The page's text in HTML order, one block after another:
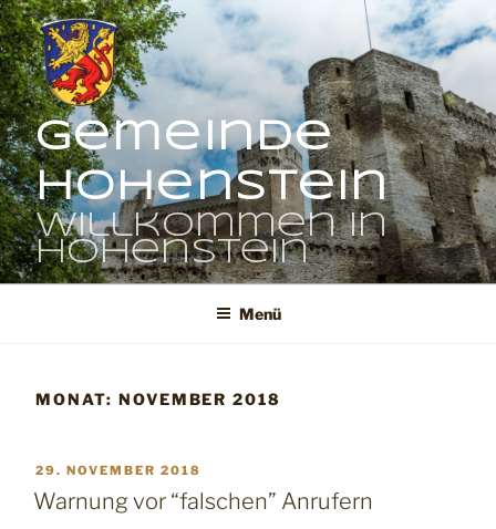
Zum
Inhalt
springen
Gemeinde
Hohenstein
Willkommen in
Hohenstein
Menü
MONAT: NOVEMBER 2018
VERÖFFENTLICHT
AM
29. NOVEMBER 2018
Warnung vor “falschen” Anrufern